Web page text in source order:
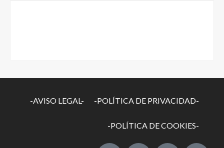
-AVISO LEGAL- -POLÍTICA DE PRIVACIDAD-
-POLÍTICA DE COOKIES-